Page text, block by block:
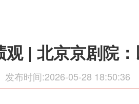
| 北京京剧院
发布时间:2026-05-28 18:50:36